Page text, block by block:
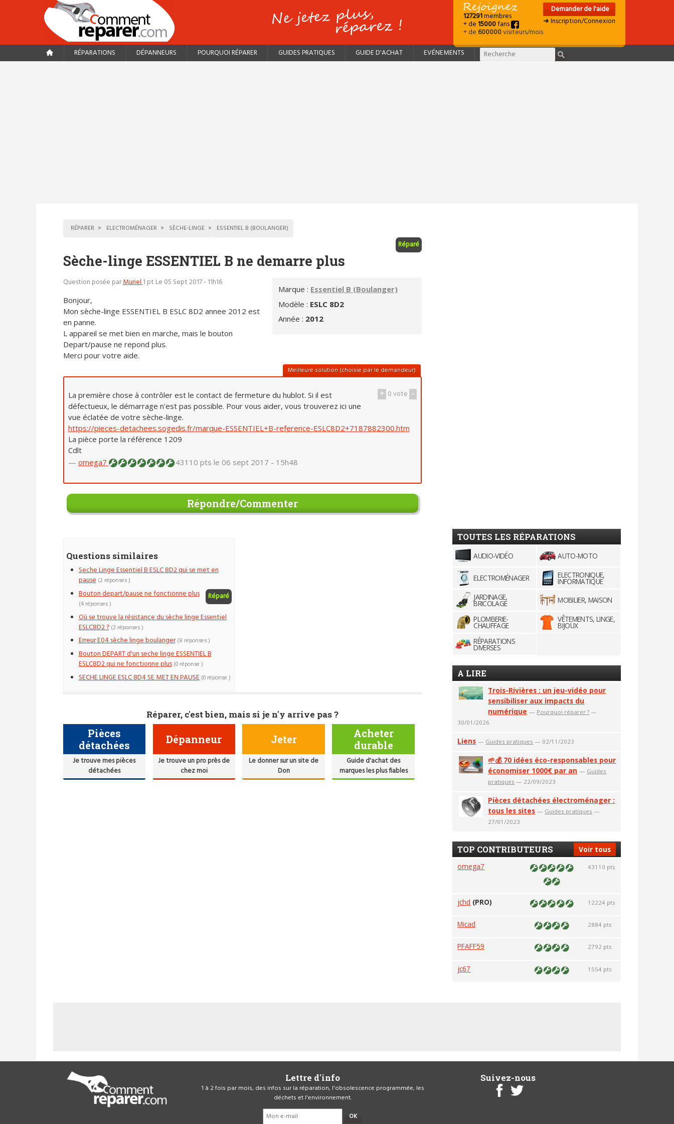
127291membres
+ de15000fans
+ de600000visiteurs/mois
Demander de l'aide
➜ Inscription/Connexion
RÉPARATIONS DÉPANNEURS POURQUOI RÉPARER GUIDES PRATIQUES GUIDE D'ACHAT EVÉNEMENTS
RÉPARER ELECTROMÉNAGER SÈCHE-LINGE ESSENTIEL B (BOULANGER)
Réparé
Sèche-linge ESSENTIEL B ne demarre plus
Marque : Essentiel B (Boulanger)
Modèle : ESLC 8D2
Année : 2012
Question posée parMuriel1 pt Le 05 Sept 2017 - 11h16
Bonjour,
Mon sèche-linge ESSENTIEL B ESLC 8D2 annee 2012 est
en panne.
L appareil se met bien en marche, mais le bouton
Depart/pause ne repond plus.
Merci pour votre aide.
Meilleure solution (choisie par le demandeur)
+ 0vote -
La première chose à contrôler est le contact de fermeture du hublot. Si il est
défectueux, le démarrage n'est pas possible. Pour vous aider, vous trouverez ici une
vue éclatée de votre sèche-linge.
https://pieces-detachees.sogedis.fr/marque-ESSENTIEL+B-reference-ESLC8D2+7187882300.htm
La pièce porte la référence 1209
Cdlt
— omega7 43110 pts le 06 sept 2017 - 15h48
Répondre/Commenter
Questions similaires
Seche Linge Essentiel B ESLC 8D2 qui se met en
pause (2 réponses )
Bouton depart/pause ne fonctionne plus Réparé
(4 réponses )
Où se trouve la résistance du sèche linge Essentiel
ESLC8D2 ? (2 réponses )
Erreur E04 sèche linge boulanger (8 réponses )
Bouton DEPART d'un seche linge ESSENTIEL B
ESLC8D2 qui ne fonctionne plus (0 réponse )
SECHE LINGE ESLC 8D4 SE MET EN PAUSE (0 réponse )
Réparer, c'est bien, mais si je n'y arrive pas ?
Pièces
détachées
Je trouve mes pièces
détachées
Dépanneur
Je trouve un pro près de
chez moi
Jeter
Le donner sur un site de
Don
Acheter
durable
Guide d'achat des
marques les plus fiables
TOUTES LES RÉPARATIONS
AUDIO-VIDÉO AUTO-MOTO
ELECTROMÉNAGER ELECTRONIQUE,
INFORMATIQUE
JARDINAGE,
BRICOLAGE
MOBILIER, MAISON
PLOMBERIE-
CHAUFFAGE
VÊTEMENTS, LINGE,
BIJOUX
RÉPARATIONS
DIVERSES
A LIRE
Trois-Rivières : un jeu-vidéo pour
sensibiliser aux impacts du
numérique — Pourquoi réparer ? —
30/01/2026
Liens — Guides pratiques — 02/11/2023
🌱💰 70 idées éco-responsables pour
économiser 1000€ par an — Guides
pratiques — 22/09/2023
Pièces détachées électroménager :
tous les sites — Guides pratiques —
27/01/2023
Voir tous
TOP CONTRIBUTEURS
omega7 43110 pts
jchd (PRO) 12224 pts
Micad 2884 pts
PFAFF59 2792 pts
jc67 1554 pts
Lettre d'info
1 à 2 fois par mois, des infos sur la réparation, l'obsolescence programmée, les
déchets et l'environnement.
OK
Suivez-nous